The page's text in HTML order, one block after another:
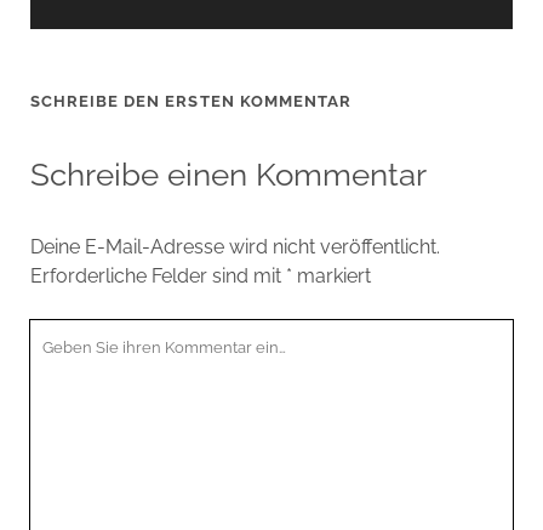
SCHREIBE DEN ERSTEN KOMMENTAR
Schreibe einen Kommentar
Deine E-Mail-Adresse wird nicht veröffentlicht.
Erforderliche Felder sind mit * markiert